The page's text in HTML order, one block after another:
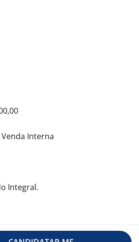
Interna
Integral.